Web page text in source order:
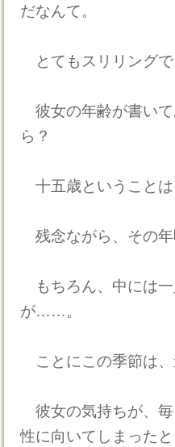
だなんて。
とてもスリリングで
彼女の年齢が書いて
ら？
十五歳ということは
残念ながら、その年
もちろん、中には一
が……。
ことにこの季節は、
彼女の気持ちが、毎
性に向いてしまった